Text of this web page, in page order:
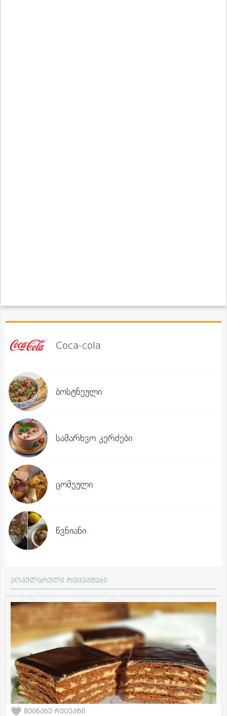
Coca-cola
ბოსტნეული
სამარხვო კერძები
ცომეული
წვნიანი
პოპულარული რეცეპტები
შეინახე რეცეპტი